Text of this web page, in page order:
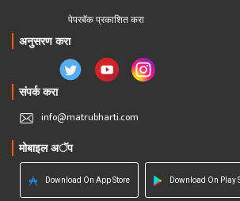
पेपरबॅक प्रकाशित करा
अनुसरण करा
संपर्क करा
info@matrubharti.com
मोबाइल अॅप
Download On App Store Download On Play